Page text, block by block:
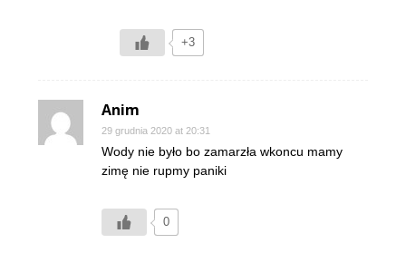
+3
Anim
29 grudnia 2020 at 20:31
Wody nie było bo zamarzła wkoncu mamy
zimę nie rupmy paniki
0